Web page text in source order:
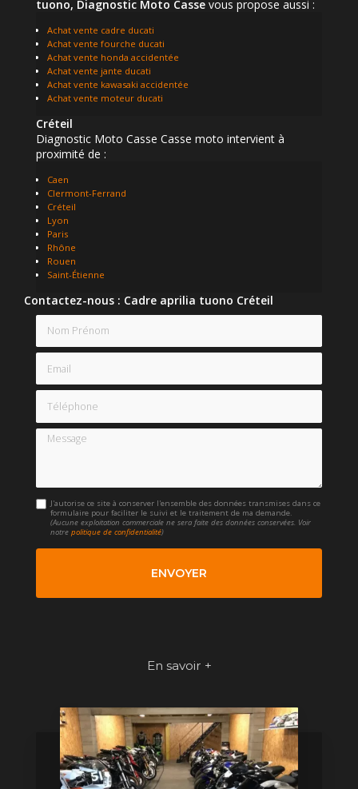
tuono, Diagnostic Moto Casse vous propose aussi :
Achat vente cadre ducati
Achat vente fourche ducati
Achat vente honda accidentée
Achat vente jante ducati
Achat vente kawasaki accidentée
Achat vente moteur ducati
Créteil
Diagnostic Moto Casse Casse moto intervient à
proximité de :
Caen
Clermont-Ferrand
Créteil
Lyon
Paris
Rhône
Rouen
Saint-Étienne
Contactez-nous : Cadre aprilia tuono Créteil
Nom Prénom
Email
Message
J'autorise ce site à conserver l'ensemble des données transmises dans ce
formulaire pour faciliter le suivi et le traitement de ma demande.
(Aucune exploitation commerciale ne sera faite des données conservées. Voir
notrepolitique de confidentialité)
En savoir +